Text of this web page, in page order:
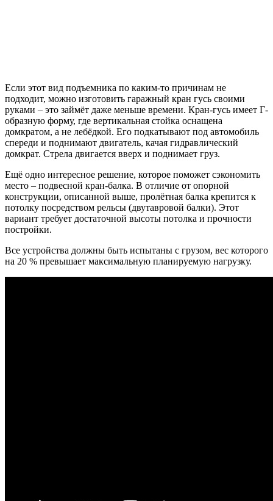
Если этот вид подъемника по каким-то причинам не
подходит, можно изготовить гаражный кран гусь своими
руками – это займёт даже меньше времени. Кран-гусь имеет Г-
образную форму, где вертикальная стойка оснащена
домкратом, а не лебёдкой. Его подкатывают под автомобиль
спереди и поднимают двигатель, качая гидравлический
домкрат. Стрела двигается вверх и поднимает груз.
Ещё одно интересное решение, которое поможет сэкономить
место – подвесной кран-балка. В отличие от опорной
конструкции, описанной выше, пролётная балка крепится к
потолку посредством рельсы (двутавровой балки). Этот
вариант требует достаточной высоты потолка и прочности
постройки.
Все устройства должны быть испытаны с грузом, вес которого
на 20 % превышает максимальную планируемую нагрузку.